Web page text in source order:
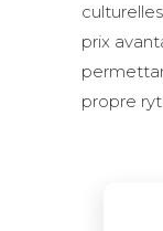
prix
propre